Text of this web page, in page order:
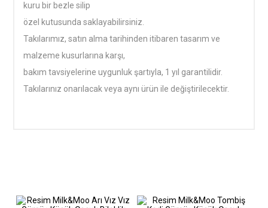
kuru bir bezle silip
özel kutusunda saklayabilirsiniz.
Takılarımız, satın alma tarihinden itibaren tasarım ve
malzeme kusurlarına karşı,
bakım tavsiyelerine uygunluk şartıyla, 1 yıl garantilidir.
Takılarınız onarılacak veya aynı ürün ile değiştirilecektir.